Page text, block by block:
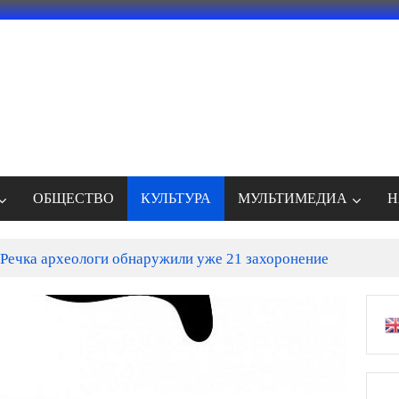
ОБЩЕСТВО КУЛЬТУРА МУЛЬТИМЕДИА
археологи обнаружили уже 21 захоронение